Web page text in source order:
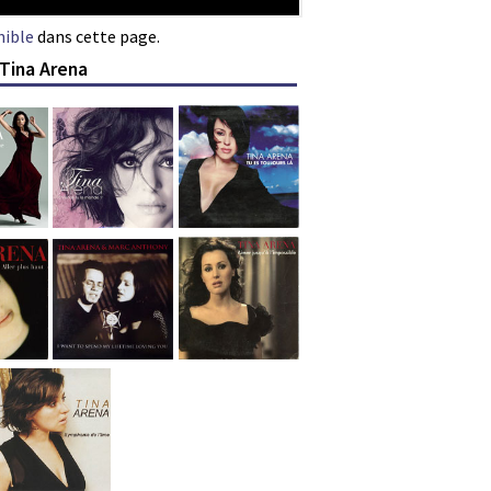
dans cette page.
Arena